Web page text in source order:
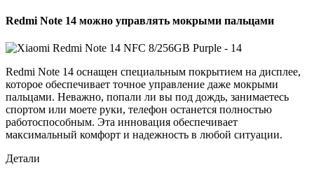
Redmi Note 14 можно управлять мокрыми пальцами
Redmi Note 14 оснащен специальным покрытием на дисплее,
которое обеспечивает точное управление даже мокрыми
пальцами. Неважно, попали ли вы под дождь, занимаетесь
спортом или моете руки, телефон останется полностью
работоспособным. Эта инновация обеспечивает
максимальный комфорт и надежность в любой ситуации.
Детали